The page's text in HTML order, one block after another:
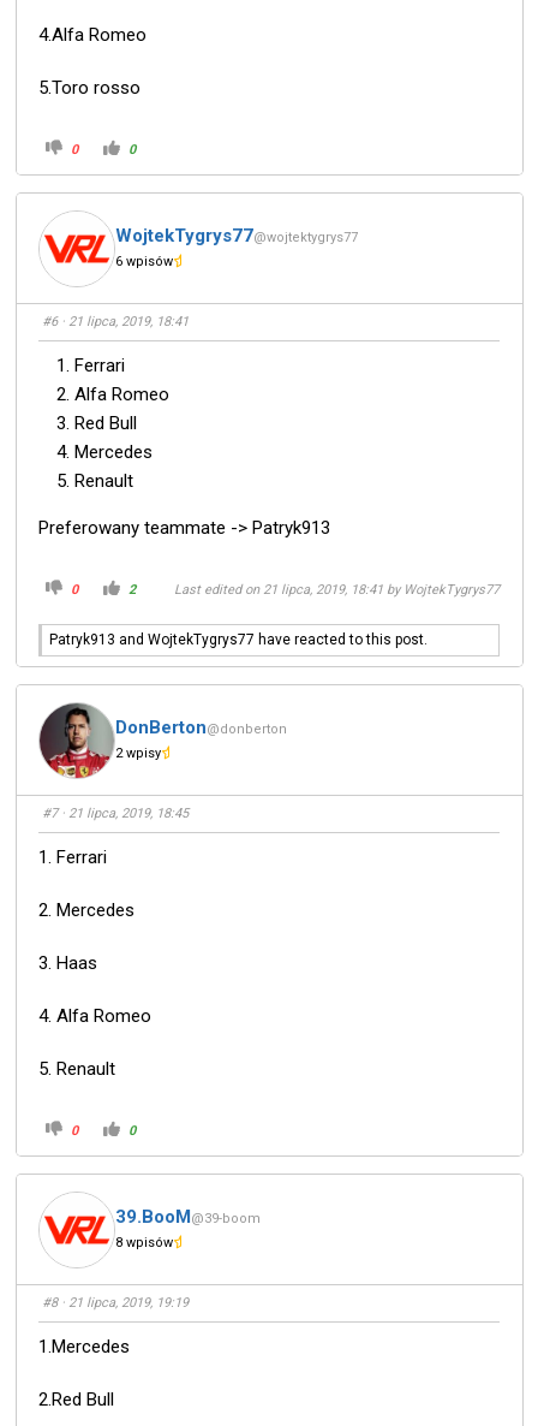
4.Alfa Romeo
5.Toro rosso
0 0
WojtekTygrys77@wojtektygrys77
6 wpisów
#6· 21 lipca, 2019, 18:41
Ferrari
Alfa Romeo
Red Bull
Mercedes
Renault
Preferowany teammate -> Patryk913
0 2 Last edited on 21 lipca, 2019, 18:41 by WojtekTygrys77
Patryk913 and WojtekTygrys77 have reacted to this post.
DonBerton@donberton
2 wpisy
#7· 21 lipca, 2019, 18:45
1. Ferrari
2. Mercedes
3. Haas
4. Alfa Romeo
5. Renault
0 0
39.BooM@39-boom
8 wpisów
#8· 21 lipca, 2019, 19:19
1.Mercedes
2.Red Bull